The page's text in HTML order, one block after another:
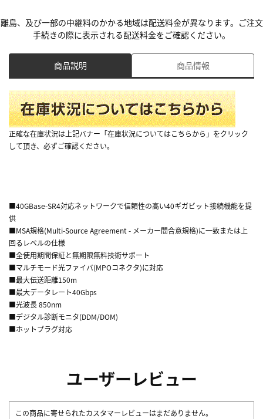
離島、及び一部の中継料のかかる地域は配送料金が異なります。ご注文
手続きの際に表示される配送料金をご確認ください。
商品説明 商品情報
正確な在庫状況は上記バナー「在庫状況についてはこちらから」をクリック
して頂き、必ずご確認ください。
■40GBase-SR4対応ネットワークで信頼性の高い40ギガビット接続機能を提
供
■MSA規格(Multi-Source Agreement - メーカー間合意規格)に一致または上
回るレベルの仕様
■全使用期間保証と無期限無料技術サポート
■マルチモード光ファイバ(MPOコネクタ)に対応
■最大伝送距離150m
■最大データレート40Gbps
■光波長 850nm
■デジタル診断モニタ(DDM/DOM)
■ホットプラグ対応
ユーザーレビュー
この商品に寄せられたカスタマーレビューはまだありません。